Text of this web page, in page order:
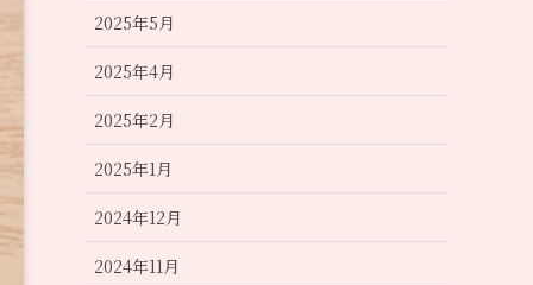
2025年5月
2025年4月
2025年2月
2025年1月
2024年12月
2024年11月